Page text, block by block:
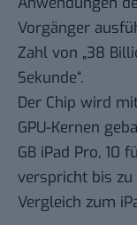
Vorgänger
Zahl von „38
Sekunde“.
Der Chip wird
GPU-Kernen
GB iPad Pro, 10
verspricht bis zu
Vergleich zum